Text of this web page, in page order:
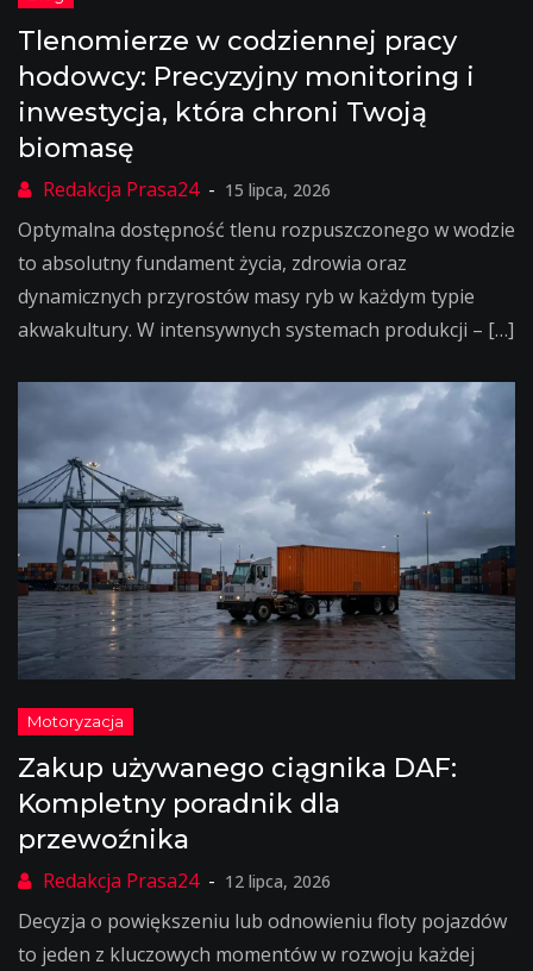
Tlenomierze w codziennej pracy
hodowcy: Precyzyjny monitoring i
inwestycja, która chroni Twoją
biomasę
15 lipca, 2026
Optymalna dostępność tlenu rozpuszczonego w wodzie
to absolutny fundament życia, zdrowia oraz
dynamicznych przyrostów masy ryb w każdym typie
akwakultury. W intensywnych systemach produkcji – […]
Zakup używanego ciągnika DAF:
Kompletny poradnik dla
przewoźnika
12 lipca, 2026
Decyzja o powiększeniu lub odnowieniu floty pojazdów
to jeden z kluczowych momentów w rozwoju każdej